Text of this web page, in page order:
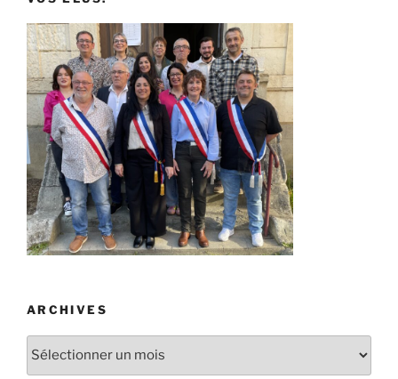
ARCHIVES
Archives